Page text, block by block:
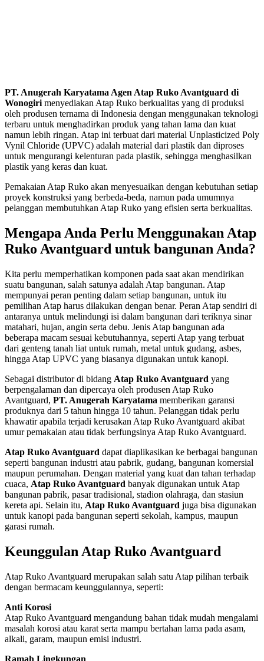
berpengalaman dan dipercaya oleh produsen Atap Ruko
Avantguard,PT. Anugerah Karyatamamemberikan garansi
produknya dari 5 tahun hingga 10 tahun. Pelanggan tidak perlu
khawatir apabila terjadi kerusakan Atap Ruko Avantguard akibat
umur pemakaian atau tidak berfungsinya Atap Ruko Avantguard.
Atap Ruko Avantguarddapat diaplikasikan ke berbagai bangunan
seperti bangunan industri atau pabrik, gudang, bangunan komersial
cuaca,Atap Ruko Avantguardbanyak digunakan untuk Atap
bangunan pabrik, pasar tradisional, stadion olahraga, dan stasiun
kereta api. Selain itu,Atap Ruko Avantguardjuga bisa digunakan
garasi rumah.
Keunggulan Atap Ruko Avantguard
Atap Ruko Avantguard merupakan salah satu Atap pilihan terbaik
dengan bermacam keunggulannya, seperti:
Anti Korosi
Atap Ruko Avantguard mengandung bahan tidak mudah mengalami
masalah korosi atau karat serta mampu bertahan lama pada asam,
alkali, garam, maupun emisi industri.
Ramah Lingkungan
Ruko Avantguard lebih ramah lingkungan yang dapat mendukung
program pelestarian alam.
Kuat dan Ringan
Atap Ruko Avantguard memiliki bobot lebih ringan dibanding Atap
lainnya, seperti fiber atau roof panel lain yang menggunakan bahan
menahan beban yang besar.
Tahan Api
Atap Ruko Avantguard adalah produk yang dirancang supaya tidak
mudah terbakar dan dihanguskan oleh api, sehingga mempunyai
keamanan ada pada titik maksimal. Produk ini juga tidak bisa
menjalarkan api dan listrik sehingga akan lebih aman.
Atap Ruko Avantguard dapat membuat temperatur lebih dingin
tanpa insulasi. Dengan demikian, suhu pada ruangan akan tetap
Meredam Suara
suara dan kebisingan dengan sangat baik. Atap ini sangat tepat
untuk digunakan di negara beriklim tropis yang memiliki
kelembapan dan intensitas hujan tinggi. Selain itu, Atap Ruko
Avantguard juga mampu bertahan terhadap segala jenis cuaca.